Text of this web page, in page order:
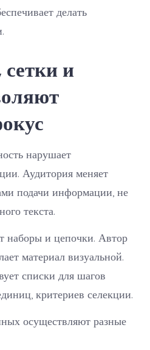
делать
и
нарушает
Аудитория меняет
подачи информации, не
текста.
наборы и цепочки. Автор
материал визуальной.
списки для шагов
критериев селекции.
осуществляют разные